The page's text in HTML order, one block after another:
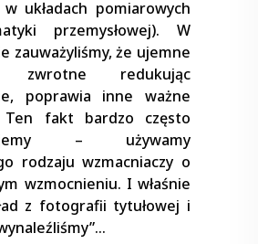
w układach pomiarowych
przemysłowej). W
zauważyliśmy, że ujemne
zwrotne redukując
poprawia inne ważne
Ten fakt bardzo często
– używamy
rodzaju wzmacniaczy o
wzmocnieniu. I właśnie
z fotografii tytułowej i